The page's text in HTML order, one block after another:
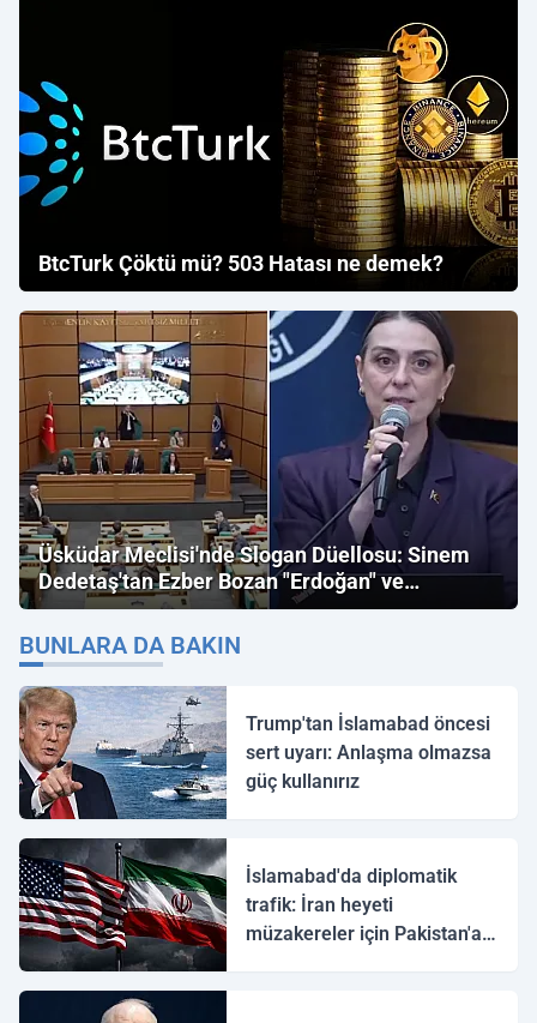
BtcTurk Çöktü mü? 503 Hatası ne demek?
Üsküdar Meclisi'nde Slogan Düellosu: Sinem
Dedetaş'tan Ezber Bozan "Erdoğan" ve
"İmamoğlu" Çıkışı!
BUNLARA DA BAKIN
Trump'tan İslamabad öncesi
sert uyarı: Anlaşma olmazsa
güç kullanırız
İslamabad'da diplomatik
trafik: İran heyeti
müzakereler için Pakistan'a